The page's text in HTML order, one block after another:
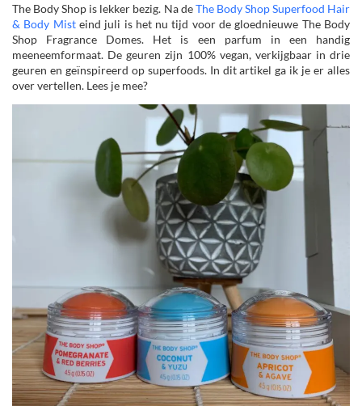
The Body Shop is lekker bezig. Na deThe Body Shop Superfood Hair
& Body Misteind juli is het nu tijd voor de gloednieuwe The Body
Shop Fragrance Domes. Het is een parfum in een handig
meeneemformaat. De geuren zijn 100% vegan, verkijgbaar in drie
geuren en geïnspireerd op superfoods. In dit artikel ga ik je er alles
over vertellen. Lees je mee?